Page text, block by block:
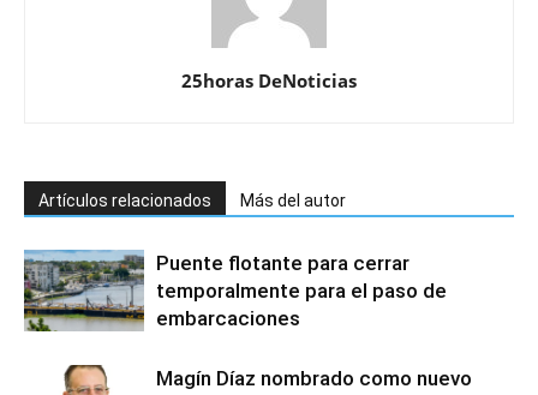
25horas DeNoticias
Artículos relacionados Más del autor
Puente flotante para cerrar
temporalmente para el paso de
embarcaciones
Magín Díaz nombrado como nuevo